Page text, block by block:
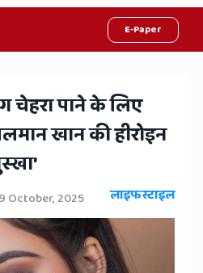
E-Paper
चेहरा पाने के लिए
खान की हीरोइन
9 October, 2025 लाइफस्टाइल